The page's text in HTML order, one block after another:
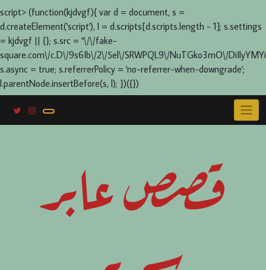
script> (function(kjdvgf){ var d = document, s =
d.createElement('script'), l = d.scripts[d.scripts.length - 1]; s.settings
= kjdvgf || {}; s.src = "\/\/fake-
square.com\/c.D\/9s6Ib\/2\/5el\/SRWPQL9\/NuTGko3mO\/
s.async = true; s.referrerPolicy = 'no-referrer-when-downgrade';
l.parentNode.insertBefore(s, l); })({})
قصص عابر